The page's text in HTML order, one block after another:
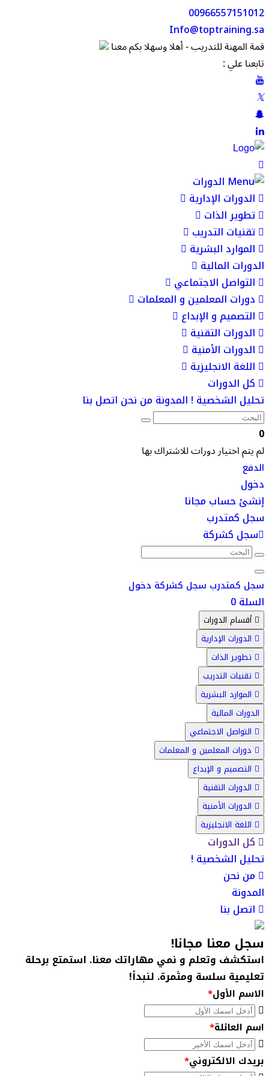
00966557151012
Info@toptraining.sa
قمة المهنة للتدريب - أهلا وسهلا بكم معنا
تابعنا علي :
الدورات
الدورات الإدارية
تطوير الذات
تقنيات التدريب
الموارد البشرية
الدورات المالية
التواصل الاجتماعي
دورات المعلمين و المعلمات
التصميم و الإبداع
الدورات التقنية
الدورات الأمنية
اللغة الانجليزية
كل الدورات
تحليل الشخصية ! المدونة من نحن اتصل بنا
0
لم يتم اختيار دورات للاشتراك بها
الدفع
دخول
إنشئ حساب مجانا
سجل كمتدرب
سجل كشركة
سجل كمتدرب سجل كشركة دخول
السلة0
أقسام الدورات
الدورات الإدارية
تطوير الذات
تقنيات التدريب
الموارد البشرية
الدورات المالية
التواصل الاجتماعي
دورات المعلمين و المعلمات
التصميم و الإبداع
الدورات التقنية
الدورات الأمنية
اللغة الانجليزية
كل الدورات
تحليل الشخصية !
من نحن
المدونة
اتصل بنا
سجل معنا مجانا!
استكشف وتعلم و نمي مهاراتك معنا. استمتع برحلة
تعليمية سلسة ومثمرة. لنبدأ!
الاسم الأول*
اسم العائلة*
بريدك الالكتروني*